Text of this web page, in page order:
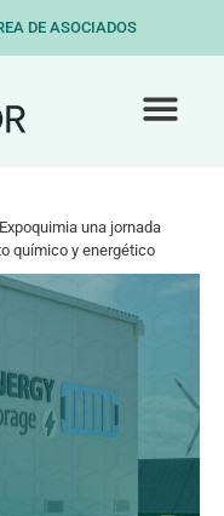
DE ASOCIADOS
una jornada
químico y energético